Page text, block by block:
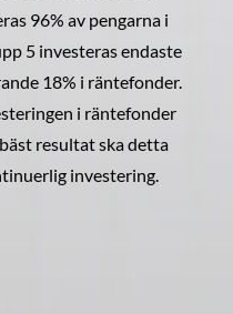
96% av pengarna i
5 investeras endaste
18% i räntefonder.
i räntefonder
resultat ska detta
investering.